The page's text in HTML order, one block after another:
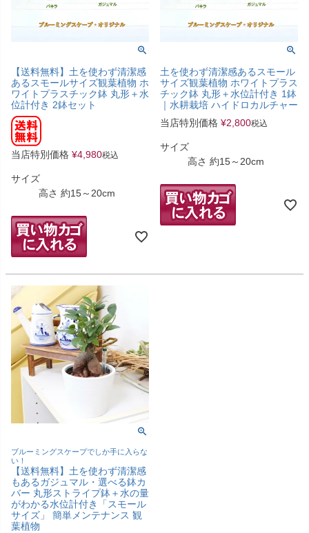
【送料無料】土を使わず清潔感
あるスモールサイズ観葉植物 ホ
ワイトプラスチック鉢 丸形＋水
位計付き 2鉢セット
当店特別価格 ¥4,980税込
サイズ
高さ 約15～20cm
土を使わず清潔感あるスモール
サイズ観葉植物 ホワイトプラス
チック鉢 丸形＋水位計付き 1鉢
｜水耕栽培 ハイドロカルチャー
当店特別価格 ¥2,800税込
サイズ
高さ 約15～20cm
ブルーミングスケープでしか手に入らな
い！
【送料無料】土を使わず清潔感
もあるガジュマル・選べる鉢カ
バー 丸形ストライプ鉢＋水の量
がわかる水位計付き「スモール
サイズ」 簡単メンテナンス 観
葉植物